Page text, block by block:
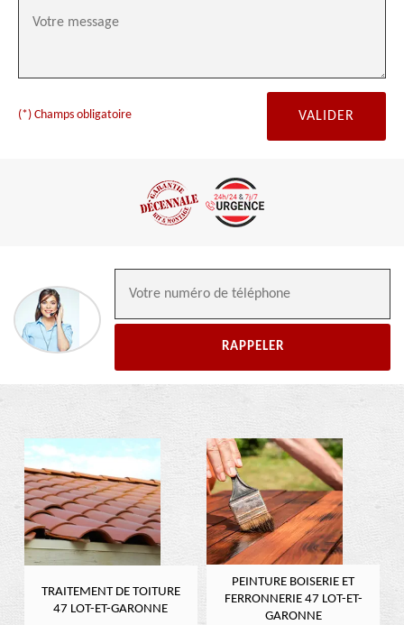
(*) Champs obligatoire
TRAITEMENT DE TOITURE
47 LOT-ET-GARONNE
PEINTURE BOISERIE ET
FERRONNERIE 47 LOT-ET-
GARONNE